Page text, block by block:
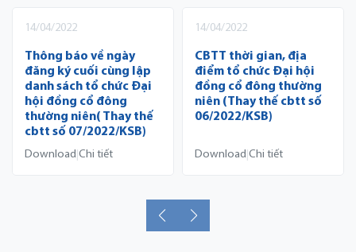
14/04/2022
Thông báo về ngày
đăng ký cuối cùng lập
danh sách tổ chức Đại
hội đồng cổ đông
thường niên( Thay thế
cbtt số 07/2022/KSB)
Download Chi tiết
14/04/2022
CBTT thời gian, địa
điểm tổ chức Đại hội
đồng cổ đông thường
niên (Thay thế cbtt số
06/2022/KSB)
Download Chi tiết